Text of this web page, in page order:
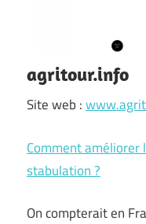
agritour.info
Site web :
Comment améliorer
stabulation ?
On compterait en